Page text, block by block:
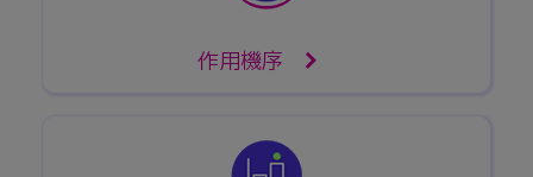
作用機序